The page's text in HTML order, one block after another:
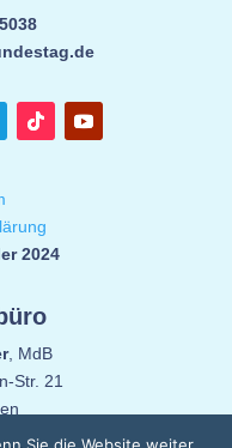
2024
, MdB
Str. 21